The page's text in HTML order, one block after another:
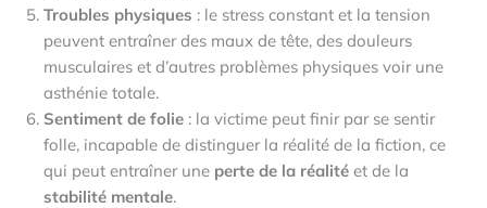
Troubles physiques : le stress constant et la tension
peuvent entraîner des maux de tête, des douleurs
musculaires et d’autres problèmes physiques voir une
asthénie totale.
Sentiment de folie : la victime peut finir par se sentir
folle, incapable de distinguer la réalité de la fiction, ce
qui peut entraîner une perte de la réalité et de la
stabilité mentale.